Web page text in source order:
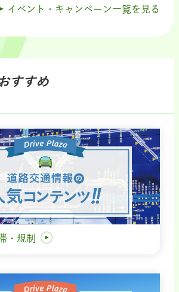
イベント・キャンペーン一覧を見る
すすめ
・規制